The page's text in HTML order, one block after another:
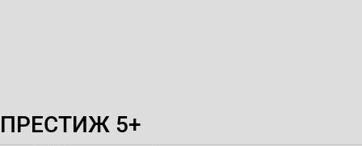
ПРЕСТИЖ 5+